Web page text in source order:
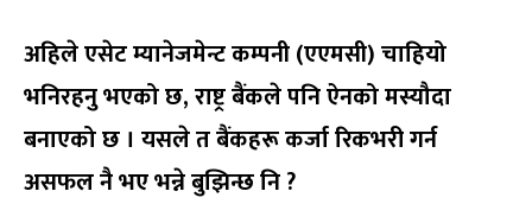
अहिले एसेट म्यानेजमेन्ट कम्पनी (एएमसी) चाहियो
भनिरहनु भएको छ, राष्ट्र बैंकले पनि ऐनको मस्यौदा
बनाएको छ । यसले त बैंकहरू कर्जा रिकभरी गर्न
असफल नै भए भन्ने बुझिन्छ नि ?